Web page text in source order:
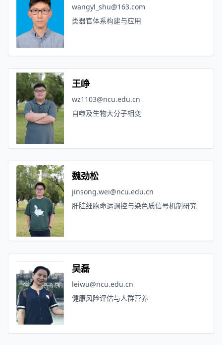
wangyl_shu@163.com
类器官体系构建与应用
王峥
wz1103@ncu.edu.cn
自噬及生物大分子相变
魏劲松
jinsong.wei@ncu.edu.cn
肝脏细胞命运调控与染色质信号机制研究
吴磊
leiwu@ncu.edu.cn
健康风险评估与人群营养